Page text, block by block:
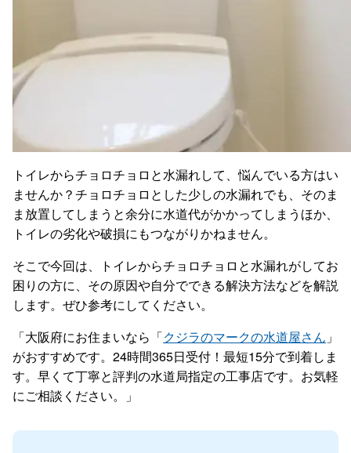
トイレからチョロチョロと水漏れして、悩んでいる方はい
ませんか？チョロチョロとした少しの水漏れでも、そのま
ま放置してしまうと余分に水道代がかかってしまうほか、
トイレの劣化や破損にもつながりかねません。
そこで今回は、トイレからチョロチョロと水漏れがしてお
困りの方に、その原因や自分でできる解決方法などを解説
します。ぜひ参考にしてください。
「大阪府にお住まいなら「クジラのマークの水道屋さん 」
がおすすめです。24時間365日受付！最短15分で到着しま
す。早くて丁寧と評判の水道局指定の工事店です。お気軽
にご相談ください。」